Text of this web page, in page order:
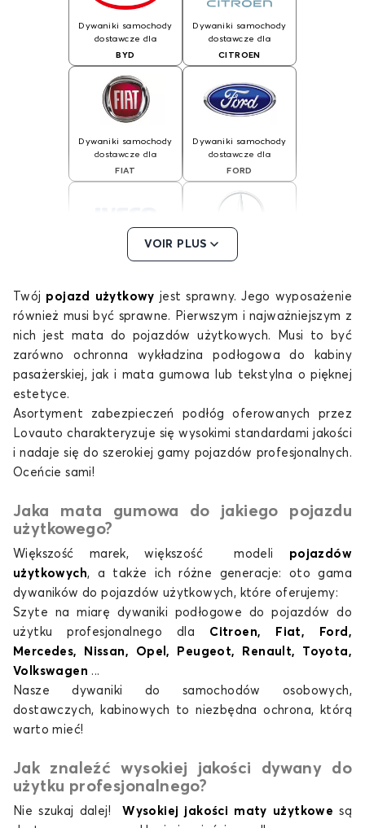
Dywaniki samochody
dostawcze dla
BYD
Dywaniki samochody
dostawcze dla
CITROEN
Dywaniki samochody
dostawcze dla
FIAT
Dywaniki samochody
dostawcze dla
FORD
Dywaniki samochody
Dywaniki samochody
Dywaniki samochody
Dywaniki samochody
OPEL
PEUGEOT
dostawcze dla
RENAULT
dostawcze dla
TOYOTA
VOIR PLUS
Twój pojazd użytkowy jest sprawny. Jego wyposażenie
również musi być sprawne. Pierwszym i najważniejszym z
nich jest mata do pojazdów użytkowych. Musi to być
zarówno ochronna wykładzina podłogowa do kabiny
pasażerskiej, jak i mata gumowa lub tekstylna o pięknej
estetyce.
Asortyment zabezpieczeń podłóg oferowanych przez
Lovauto charakteryzuje się wysokimi standardami jakości
i nadaje się do szerokiej gamy pojazdów profesjonalnych.
Oceńcie sami!
Jaka mata gumowa do jakiego pojazdu
użytkowego?
Większość marek, większość modeli pojazdów
użytkowych, a także ich różne generacje: oto gama
dywaników do pojazdów użytkowych, które oferujemy:
Szyte na miarę dywaniki podłogowe do pojazdów do
użytku profesjonalnego dla Citroen, Fiat, Ford,
Mercedes, Nissan, Opel, Peugeot, Renault, Toyota,
Volkswagen ...
Nasze dywaniki do samochodów osobowych,
dostawczych, kabinowych to niezbędna ochrona, którą
warto mieć!
Jak znaleźć wysokiej jakości dywany do
użytku profesjonalnego?
Nie szukaj dalej!Wysokiej jakości maty użytkowesą